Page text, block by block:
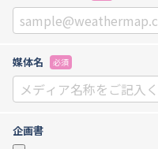
媒体名 必須
企画書